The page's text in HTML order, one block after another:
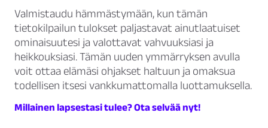
Valmistaudu hämmästymään, kun tämän
tietokilpailun tulokset paljastavat ainutlaatuiset
ominaisuutesi ja valottavat vahvuuksiasi ja
heikkouksiasi. Tämän uuden ymmärryksen avulla
voit ottaa elämäsi ohjakset haltuun ja omaksua
todellisen itsesi vankkumattomalla luottamuksella.
Millainen lapsestasi tulee? Ota selvää nyt!